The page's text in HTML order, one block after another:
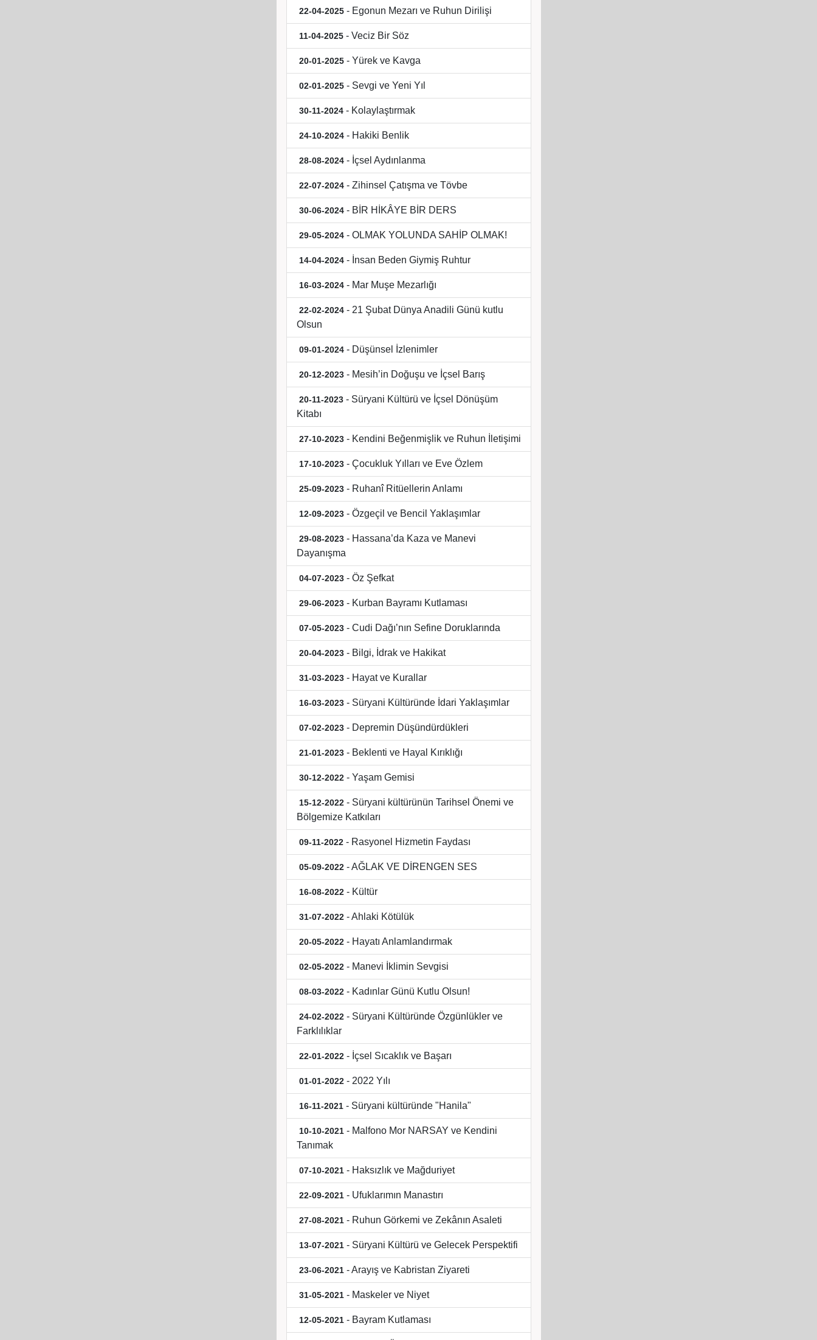
22-04-2025- Egonun Mezarı ve Ruhun Dirilişi
11-04-2025- Veciz Bir Söz
20-01-2025- Yürek ve Kavga
02-01-2025- Sevgi ve Yeni Yıl
30-11-2024- Kolaylaştırmak
24-10-2024- Hakiki Benlik
28-08-2024- İçsel Aydınlanma
22-07-2024- Zihinsel Çatışma ve Tövbe
30-06-2024- BİR HİKÂYE BİR DERS
29-05-2024- OLMAK YOLUNDA SAHİP OLMAK!
14-04-2024- İnsan Beden Giymiş Ruhtur
16-03-2024- Mar Muşe Mezarlığı
22-02-2024- 21 Şubat Dünya Anadili Günü kutlu
Olsun
09-01-2024- Düşünsel İzlenimler
20-12-2023- Mesih’in Doğuşu ve İçsel Barış
20-11-2023- Süryani Kültürü ve İçsel Dönüşüm
Kitabı
27-10-2023- Kendini Beğenmişlik ve Ruhun İletişimi
17-10-2023- Çocukluk Yılları ve Eve Özlem
25-09-2023- Ruhanî Ritüellerin Anlamı
12-09-2023- Özgeçil ve Bencil Yaklaşımlar
29-08-2023- Hassana’da Kaza ve Manevi
Dayanışma
04-07-2023- Öz Şefkat
29-06-2023- Kurban Bayramı Kutlaması
07-05-2023- Cudi Dağı’nın Sefine Doruklarında
20-04-2023- Bilgi, İdrak ve Hakikat
31-03-2023- Hayat ve Kurallar
16-03-2023- Süryani Kültüründe İdari Yaklaşımlar
07-02-2023- Depremin Düşündürdükleri
21-01-2023- Beklenti ve Hayal Kırıklığı
30-12-2022- Yaşam Gemisi
15-12-2022- Süryani kültürünün Tarihsel Önemi ve
Bölgemize Katkıları
09-11-2022- Rasyonel Hizmetin Faydası
05-09-2022- AĞLAK VE DİRENGEN SES
16-08-2022- Kültür
31-07-2022- Ahlaki Kötülük
20-05-2022- Hayatı Anlamlandırmak
02-05-2022- Manevi İklimin Sevgisi
08-03-2022- Kadınlar Günü Kutlu Olsun!
24-02-2022- Süryani Kültüründe Özgünlükler ve
Farklılıklar
22-01-2022- İçsel Sıcaklık ve Başarı
01-01-2022- 2022 Yılı
16-11-2021- Süryani kültüründe "Hanila"
10-10-2021- Malfono Mor NARSAY ve Kendini
Tanımak
07-10-2021- Haksızlık ve Mağduriyet
22-09-2021- Ufuklarımın Manastırı
27-08-2021- Ruhun Görkemi ve Zekânın Asaleti
13-07-2021- Süryani Kültürü ve Gelecek Perspektifi
23-06-2021- Arayış ve Kabristan Ziyareti
31-05-2021- Maskeler ve Niyet
12-05-2021- Bayram Kutlaması